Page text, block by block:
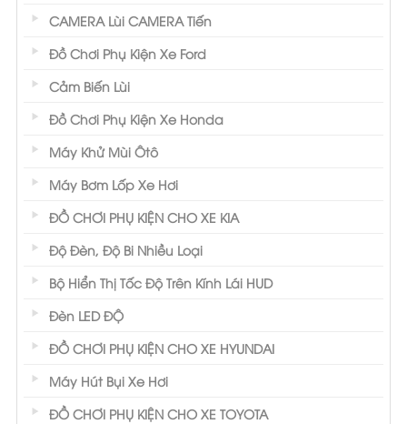
CAMERA Lùi CAMERA Tiến
Đồ Chơi Phụ Kiện Xe Ford
Cảm Biến Lùi
Đồ Chơi Phụ Kiện Xe Honda
Máy Khử Mùi Ôtô
Máy Bơm Lốp Xe Hơi
ĐỒ CHƠI PHỤ KIỆN CHO XE KIA
Độ Đèn, Độ Bi Nhiều Loại
Bộ Hiển Thị Tốc Độ Trên Kính Lái HUD
Đèn LED ĐỘ
ĐỒ CHƠI PHỤ KIỆN CHO XE HYUNDAI
Máy Hút Bụi Xe Hơi
ĐỒ CHƠI PHỤ KIỆN CHO XE TOYOTA